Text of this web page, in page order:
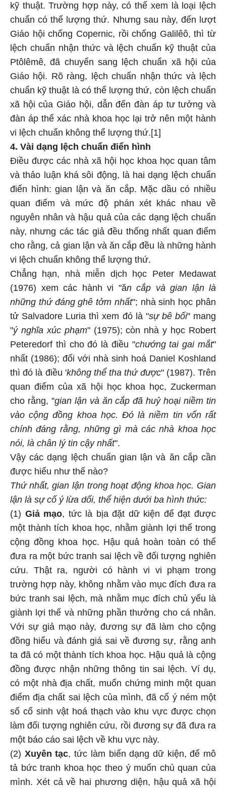
kỹ thuật. Trường hợp này, có thể xem là loại lệch
chuẩn có thể lượng thứ. Nhưng sau này, đến lượt
Giáo hội chống Copernic, rồi chống Galilêô, thì từ
lệch chuẩn nhận thức và lệch chuẩn kỹ thuật của
Ptôlêmê, đã chuyển sang lệch chuẩn xã hội của
Giáo hội. Rõ ràng, lệch chuẩn nhận thức và lệch
chuẩn kỹ thuật là có thể lượng thứ, còn lệch chuẩn
xã hội của Giáo hội, dẫn đến đàn áp tư tưởng và
đàn áp thể xác nhà khoa học lại trở nên một hành
vi lệch chuẩn không thể lượng thứ.[1]
4. Vài dạng lệch chuẩn điển hình
Điều được các nhà xã hội học khoa học quan tâm
và thảo luận khá sôi động, là hai dạng lệch chuẩn
điển hình: gian lận và ăn cắp. Mặc dầu có nhiều
quan điểm và mức độ phán xét khác nhau về
nguyên nhân và hậu quả của các dạng lệch chuẩn
này, nhưng các tác giả đều thống nhất quan điểm
cho rằng, cả gian lận và ăn cắp đều là những hành
vi lệch chuẩn không thể lượng thứ.
Chẳng hạn, nhà miễn dịch học Peter Medawat
(1976) xem các hành vi "ăn cắp và gian lận là
những thứ đáng ghê tởm nhất"; nhà sinh học phân
tử Salvadore Luria thì xem đó là "sự bê bối" mang
"ý nghĩa xúc phạm" (1975); còn nhà y học Robert
Peteredorf thì cho đó là điều "chướng tai gai mắt"
nhất (1986); đối với nhà sinh hoá Daniel Koshland
thì đó là điều 'không thể tha thứ được" (1987). Trên
quan điểm của xã hội học khoa học, Zuckerman
cho rằng, "gian lận và ăn cắp đã huỷ hoại niềm tin
vào cộng đồng khoa học. Đó là niềm tin vốn rất
chính đáng rằng, những gì mà các nhà khoa học
nói, là chân lý tin cậy nhất".
Vậy các dạng lệch chuẩn gian lận và ăn cắp cần
được hiểu như thế nào?
Thứ nhất, gian lận trong hoạt động khoa học. Gian
lận là sự cố ý lừa dối, thể hiện dưới ba hình thức:
(1) Giả mạo, tức là bịa đặt dữ kiện để đạt được
một thành tích khoa học, nhằm giành lợi thế trong
cộng đồng khoa học. Hậu quả hoàn toàn có thể
đưa ra một bức tranh sai lệch về đối tượng nghiên
cứu. Thật ra, người có hành vi vi phạm trong
trường hợp này, không nhằm vào mục đích đưa ra
bức tranh sai lệch, mà nhằm mục đích chủ yếu là
giành lợi thế và những phần thưởng cho cá nhân.
Với sự giả mạo này, đương sự đã làm cho cộng
đồng hiểu và đánh giá sai về đương sự, rằng anh
ta đã có một thành tích khoa học. Hậu quả là cộng
đồng được nhận những thông tin sai lệch. Ví dụ,
có một nhà địa chất, muốn chứng minh một quan
điểm địa chất sai lệch của mình, đã cố ý ném một
số cổ sinh vật hoá thạch vào khu vực được chọn
làm đối tượng nghiên cứu, rồi đương sự đã đưa ra
một báo cáo sai lệch về khu vực này.
(2) Xuyên tạc, tức làm biến dạng dữ kiện, để mô
tả bức tranh khoa học theo ý muốn chủ quan của
mình. Xét cả về hai phương diện, hậu quả xã hội